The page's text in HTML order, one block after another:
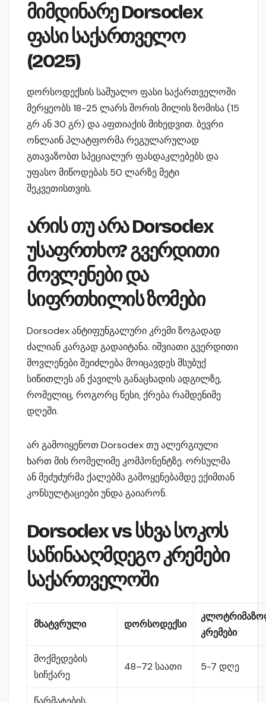
მიმდინარე Dorsodex
ფასი საქართველო
(2025)
დორსოდექსის საშუალო ფასი საქართველოში
მერყეობს 18-25 ლარს შორის მილის ზომისა (15
გრ ან 30 გრ) და აფთიაქის მიხედვით. ბევრი
ონლაინ პლატფორმა რეგულარულად
გთავაზობთ სპეციალურ ფასდაკლებებს და
უფასო მიწოდებას 50 ლარზე მეტი
შეკვეთისთვის.
არის თუ არა Dorsodex
უსაფრთხო? გვერდითი
მოვლენები და
სიფრთხილის ზომები
Dorsodex ანტიფუნგალური კრემი ზოგადად
ძალიან კარგად გადაიტანა. იშვიათი გვერდითი
მოვლენები შეიძლება მოიცავდეს მსუბუქ
სიწითლეს ან ქავილს განაცხადის ადგილზე,
რომელიც, როგორც წესი, ქრება რამდენიმე
დღეში.
არ გამოიყენოთ Dorsodex თუ ალერგიული
ხართ მის რომელიმე კომპონენტზე. ორსულმა
ან მეძუძურმა ქალებმა გამოყენებამდე ექიმთან
კონსულტაციები უნდა გაიარონ.
Dorsodex vs სხვა სოკოს
საწინააღმდეგო კრემები
საქართველოში
მხატვრული დორსოდექსი
კრემები
მოქმედების
სიჩქარე
48–72 საათი 5-7 დღე